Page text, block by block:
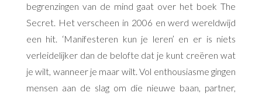
begrenzingen van de mind gaat over het boek The
Secret. Het verscheen in 2006 en werd wereldwijd
een hit. ‘Manifesteren kun je leren’ en er is niets
verleidelijker dan de belofte dat je kunt creëren wat
je wilt, wanneer je maar wilt. Vol enthousiasme gingen
mensen aan de slag om die nieuwe baan, partner,